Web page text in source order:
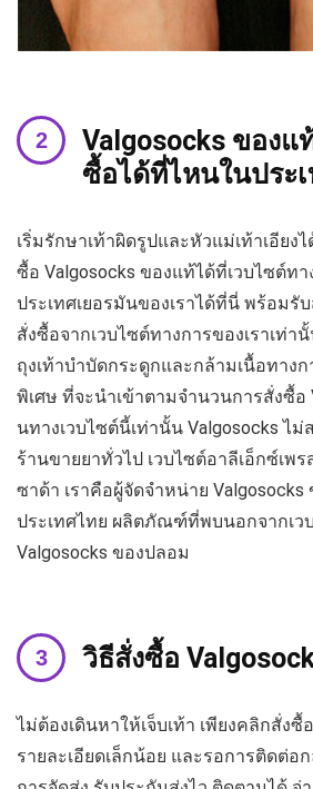
Valgosocks ของแ
ซื้อได้ที่ไหนในประ
เริ่มรักษาเท้าผิดรูปและหัวแม่เท้าเอีย
ซื้อ Valgosocks ของแท้ได้ที่เวบไซต์ท
ประเทศเยอรมันของเราได้ที่นี่ พร้อมรั
สั่งซื้อจากเวบไซต์ทางการของเราเท่า
ถุงเท้าบำบัดกระดูกและกล้ามเนื้อทาง
พิเศษ ที่จะนำเข้าตามจำนวนการสั่งซื้อ
นทางเวบไซต์นี้เท่านั้น Valgosocks ไ
ร้านขายยาทั่วไป เวบไซต์อาลีเอ็กซ์เพ
ซาด้า เราคือผู้จัดจำหน่าย Valgosocks
ประเทศไทย ผลิตภัณฑ์ที่พบนอกจากเว
Valgosocks ของปลอม
วิธีสั่งซื้อ
ไม่ต้องเดินหาให้เจ็บเท้า เพียงคลิกสั่งซื้
รายละเอียดเล็กน้อย และรอการติดต่อ